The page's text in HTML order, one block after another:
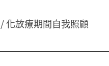
/ 化放療期間自我照顧